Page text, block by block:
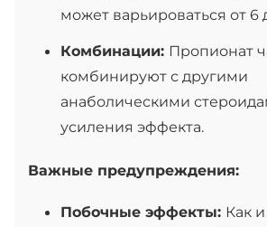
может варьироваться от 6
Комбинации: Пропионат
комбинируют с другими
анаболическими
усиления эффекта.
Важные предупреждения:
Побочные эффекты: Как